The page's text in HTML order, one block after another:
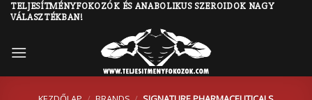
SkipTELJESÍTMÉNYFOKOZÓK ÉS ANABOLIKUS SZEROIDOK NAGY
VÁLASZTÉKBAN!